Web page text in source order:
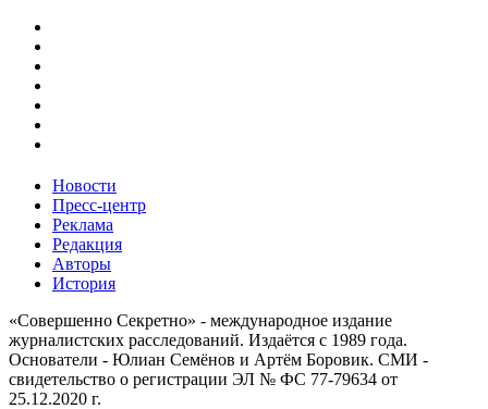
Новости
Пресс-центр
Реклама
Редакция
Авторы
История
«Совершенно Секретно» - международное издание
журналистских расследований. Издаётся с 1989 года.
Основатели - Юлиан Семёнов и Артём Боровик. CМИ -
свидетельство о регистрации ЭЛ № ФС 77-79634 от
25.12.2020 г.